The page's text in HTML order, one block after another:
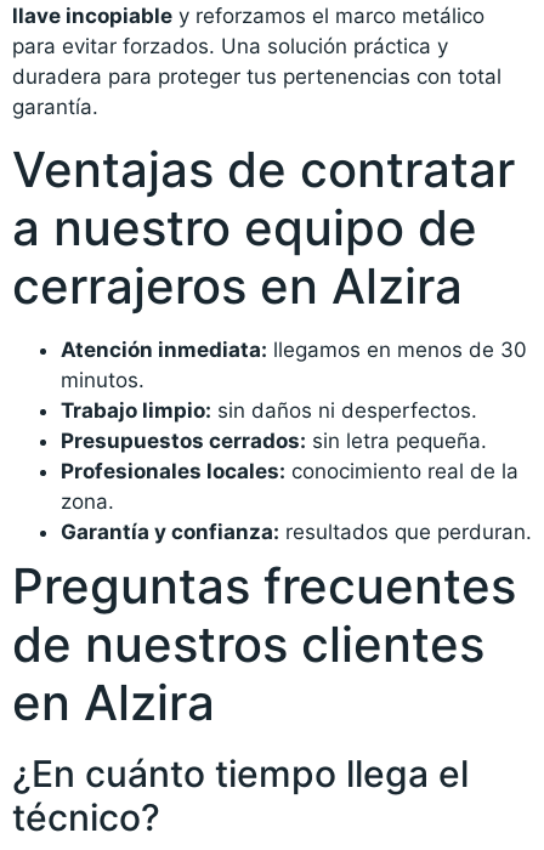
llave incopiable y reforzamos el marco metálico
para evitar forzados. Una solución práctica y
duradera para proteger tus pertenencias con total
garantía.
Ventajas de contratar
a nuestro equipo de
cerrajeros en Alzira
Atención inmediata: llegamos en menos de 30
minutos.
Trabajo limpio: sin daños ni desperfectos.
Presupuestos cerrados: sin letra pequeña.
Profesionales locales: conocimiento real de la
zona.
Garantía y confianza: resultados que perduran.
Preguntas frecuentes
de nuestros clientes
en Alzira
¿En cuánto tiempo llega el
técnico?